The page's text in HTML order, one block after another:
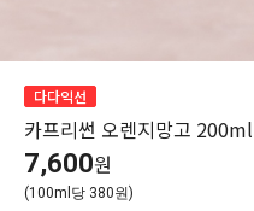
다다익선
카프리썬 오렌지망고
7,600원
(100ml당 380원)